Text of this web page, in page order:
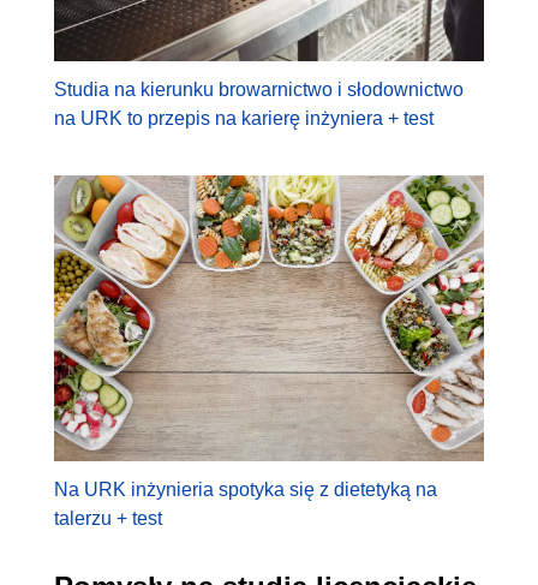
Studia na kierunku browarnictwo i słodownictwo
na URK to przepis na karierę inżyniera + test
Na URK inżynieria spotyka się z dietetyką na
talerzu + test